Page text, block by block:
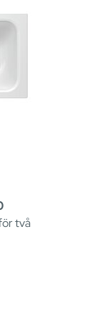
två